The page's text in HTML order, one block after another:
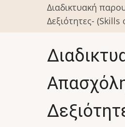
Διαδικτυακή
Δεξιότητες-